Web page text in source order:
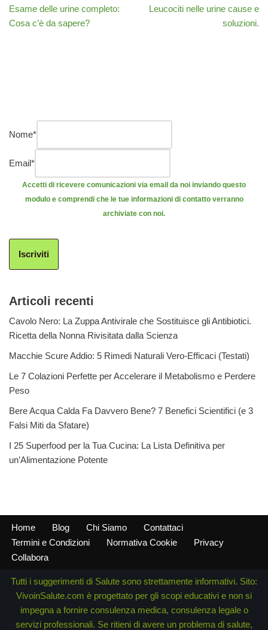
Esame delle urine completo:
Cosa c’è da sapere?
Leucociti nelle urine cause e
soluzioni.
Nome*
Email*
Accetti di ricevere comunicazioni via email da noi inviando questo
modulo e comprendi che le tue informazioni di contatto verranno
archiviate con noi.
Iscriviti
Articoli recenti
Cavolo Nero: La Zuppa Antivirale che Sostituisce gli Antibiotici.
Ricetta della Nonna Rivisitata dalla Scienza
Macchie Scure Addio: 5 Rimedi Naturali Vero-Efficaci (Testati)
Le 7 Colazioni Perfette per Accelerare il Metabolismo e Perdere
Peso
Bere Acqua Calda Fa Davvero Bene? 7 Benefici Scientifici (e 3
Falsi Miti da Sfatare)
I 25 Superfood per la Tua Cucina: La Lista Definitiva per
un’Alimentazione Potente
Home Blog Chi Siamo
Contattaci
Termini e Condizioni
Normativa Cookie
Privacy
Collabora
Tutti i suggerimenti di Salute sono strettamente informativi. Sito:
VivoinSalute.com è progettato per gli scopi educativi e non si
impegna a fornire consulenza medica, consulenza legale o
servizi professionali. Se ritieni di avere un problema di salute,